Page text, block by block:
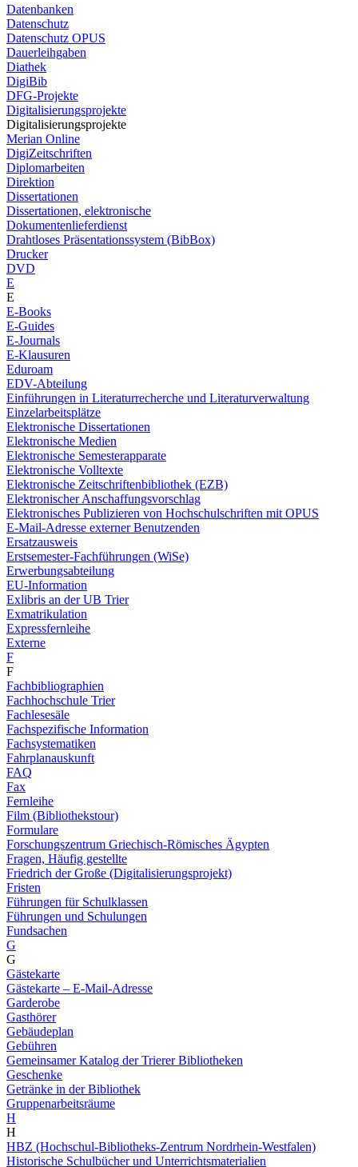
Datenbanken
Datenschutz
Datenschutz OPUS
Dauerleihgaben
Diathek
DigiBib
DFG-Projekte
Digitalisierungsprojekte
Digitalisierungsprojekte
Merian Online
DigiZeitschriften
Diplomarbeiten
Direktion
Dissertationen
Dissertationen, elektronische
Dokumentenlieferdienst
Drahtloses Präsentationssystem (BibBox)
Drucker
DVD
E
E
E-Books
E-Guides
E-Journals
E-Klausuren
Eduroam
EDV-Abteilung
Einführungen in Literaturrecherche und Literaturverwaltung
Einzelarbeitsplätze
Elektronische Dissertationen
Elektronische Medien
Elektronische Semesterapparate
Elektronische Volltexte
Elektronische Zeitschriftenbibliothek (EZB)
Elektronischer Anschaffungsvorschlag
Elektronisches Publizieren von Hochschulschriften mit OPUS
E-Mail-Adresse externer Benutzenden
Ersatzausweis
Erstsemester-Fachführungen (WiSe)
Erwerbungsabteilung
EU-Information
Exlibris an der UB Trier
Exmatrikulation
Expressfernleihe
Externe
F
F
Fachbibliographien
Fachhochschule Trier
Fachlesesäle
Fachspezifische Information
Fachsystematiken
Fahrplanauskunft
FAQ
Fax
Fernleihe
Film (Bibliothekstour)
Formulare
Forschungszentrum Griechisch-Römisches Ägypten
Fragen, Häufig gestellte
Friedrich der Große (Digitalisierungsprojekt)
Fristen
Führungen für Schulklassen
Führungen und Schulungen
Fundsachen
G
G
Gästekarte
Gästekarte – E-Mail-Adresse
Garderobe
Gasthörer
Gebäudeplan
Gebühren
Gemeinsamer Katalog der Trierer Bibliotheken
Geschenke
Getränke in der Bibliothek
Gruppenarbeitsräume
H
H
HBZ (Hochschul-Bibliotheks-Zentrum Nordrhein-Westfalen)
Historische Schulbücher und Unterrichtsmaterialien